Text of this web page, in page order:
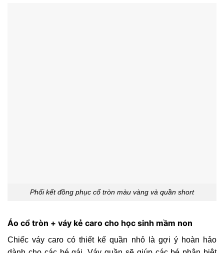
Phối kết đồng phục cổ tròn màu vàng và quần short
Áo cổ tròn + váy kẻ caro cho học sinh mầm non
Chiếc váy caro có thiết kế quần nhỏ là gợi ý hoàn hảo